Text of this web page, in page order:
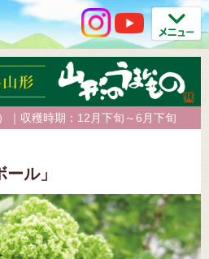
｜収穫時期：12月下旬～6月下旬
ル」